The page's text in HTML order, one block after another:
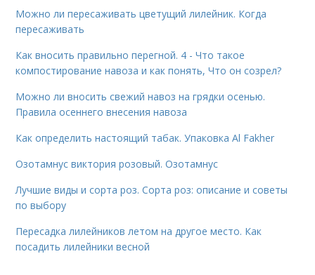
Можно ли пересаживать цветущий лилейник. Когда
пересаживать
Как вносить правильно перегной. 4 - Что такое
компостирование навоза и как понять, Что он созрел?
Можно ли вносить свежий навоз на грядки осенью.
Правила осеннего внесения навоза
Как определить настоящий табак. Упаковка Al Fakher
Озотамнус виктория розовый. Озотамнус
Лучшие виды и сорта роз. Сорта роз: описание и советы
по выбору
Пересадка лилейников летом на другое место. Как
посадить лилейники весной